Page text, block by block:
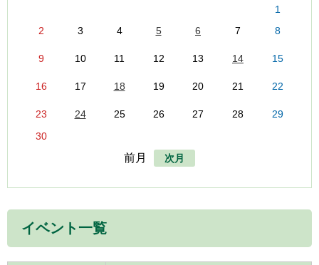
1
2
3 4 5 6 7 8
9 10 11 12 13 14 15
16 17 18 19 20 21 22
23 24 25 26 27 28
29
30
前月 次月
イベント一覧